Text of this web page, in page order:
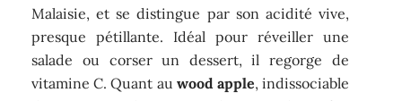
Malaisie, et se distingue par son acidité vive,
presque pétillante. Idéal pour réveiller une
salade ou corser un dessert, il regorge de
vitamine C. Quant au wood apple, indissociable